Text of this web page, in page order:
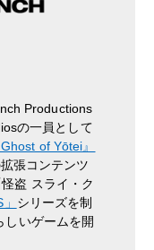
Productions
の一員として
Ghost of Yōtei』
張コンテンツ
盗 スライ・ク
シリーズを制
しいゲームを開